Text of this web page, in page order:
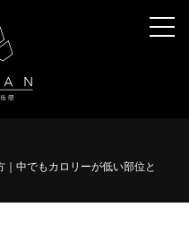
中でもカロリーが低い部位と